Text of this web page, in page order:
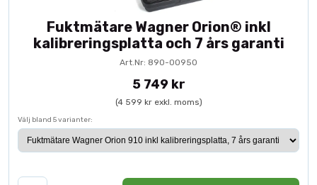
Fuktmätare Wagner Orion® inkl
kalibreringsplatta och 7 års garanti
Art.Nr: 890-00950
5 749 kr
(4 599 kr exkl. moms)
Välj bland 5 varianter: